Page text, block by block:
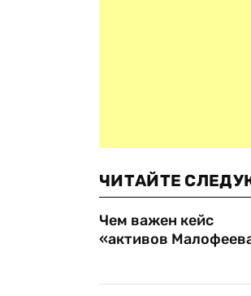
ЧИТАЙТЕ
Чем важен кейс
«активов